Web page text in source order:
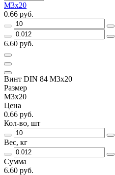
М3х20
0.66 руб.
6.60 руб.
Винт DIN 84 М3х20
Размер
М3х20
Цена
0.66 руб.
Кол-во, шт
Вес, кг
Сумма
6.60 руб.